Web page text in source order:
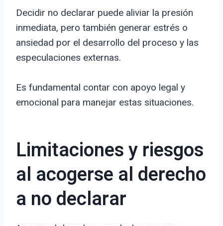
Decidir no declarar puede aliviar la presión
inmediata, pero también generar estrés o
ansiedad por el desarrollo del proceso y las
especulaciones externas.
Es fundamental contar con apoyo legal y
emocional para manejar estas situaciones.
Limitaciones y riesgos
al acogerse al derecho
a no declarar